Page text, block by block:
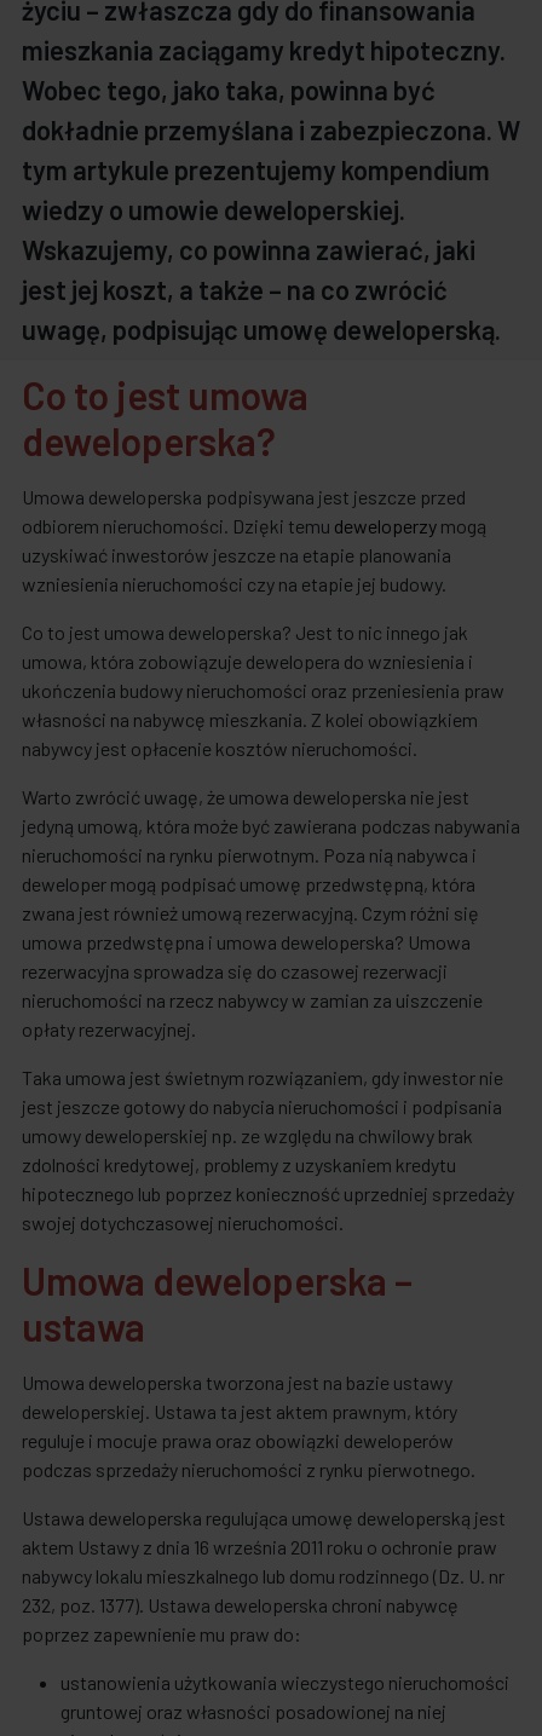
życiu – zwłaszcza gdy do finansowania
mieszkania zaciągamy kredyt hipoteczny.
Wobec tego, jako taka, powinna być
dokładnie przemyślana i zabezpieczona. W
tym artykule prezentujemy kompendium
wiedzy o umowie deweloperskiej.
Wskazujemy, co powinna zawierać, jaki
jest jej koszt, a także – na co zwrócić
uwagę, podpisując umowę deweloperską.
Co to jest umowa
deweloperska?
Umowa deweloperska podpisywana jest jeszcze przed
odbiorem nieruchomości. Dzięki temu deweloperzy mogą
uzyskiwać inwestorów jeszcze na etapie planowania
wzniesienia nieruchomości czy na etapie jej budowy.
Co to jest umowa deweloperska? Jest to nic innego jak
umowa, która zobowiązuje dewelopera do wzniesienia i
ukończenia budowy nieruchomości oraz przeniesienia praw
własności na nabywcę mieszkania. Z kolei obowiązkiem
nabywcy jest opłacenie kosztów nieruchomości.
Warto zwrócić uwagę, że umowa deweloperska nie jest
jedyną umową, która może być zawierana podczas nabywania
nieruchomości na rynku pierwotnym. Poza nią nabywca i
deweloper mogą podpisać umowę przedwstępną, która
zwana jest również umową rezerwacyjną. Czym różni się
umowa przedwstępna i umowa deweloperska? Umowa
rezerwacyjna sprowadza się do czasowej rezerwacji
nieruchomości na rzecz nabywcy w zamian za uiszczenie
opłaty rezerwacyjnej.
Taka umowa jest świetnym rozwiązaniem, gdy inwestor nie
jest jeszcze gotowy do nabycia nieruchomości i podpisania
umowy deweloperskiej np. ze względu na chwilowy brak
zdolności kredytowej, problemy z uzyskaniem kredytu
hipotecznego lub poprzez konieczność uprzedniej sprzedaży
swojej dotychczasowej nieruchomości.
Umowa deweloperska –
ustawa
Umowa deweloperska tworzona jest na bazie ustawy
deweloperskiej. Ustawa ta jest aktem prawnym, który
reguluje i mocuje prawa oraz obowiązki deweloperów
podczas sprzedaży nieruchomości z rynku pierwotnego.
Ustawa deweloperska regulująca umowę deweloperską jest
aktem Ustawy z dnia 16 września 2011 roku o ochronie praw
nabywcy lokalu mieszkalnego lub domu rodzinnego (Dz. U. nr
232, poz. 1377). Ustawa deweloperska chroni nabywcę
poprzez zapewnienie mu praw do:
ustanowienia użytkowania wieczystego nieruchomości
gruntowej oraz własności posadowionej na niej